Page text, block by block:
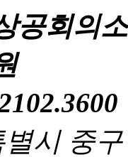
공회의소
별시 중